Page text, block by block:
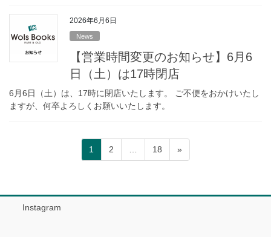
2026年6月6日
News
【営業時間変更のお知らせ】6月6
日（土）は17時閉店
6月6日（土）は、17時に閉店いたします。 ご不便をおかけいたし
ますが、何卒よろしくお願いいたします。
ペ
固
定
1
固
定
2
固
定
18 »
Instagram